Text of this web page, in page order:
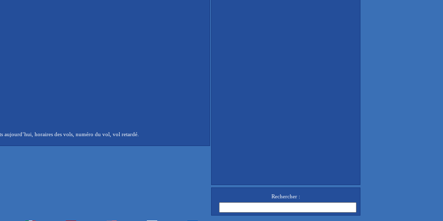
aujourd’hui, horaires des vols, numéro du vol, vol retardé.
Rechercher :